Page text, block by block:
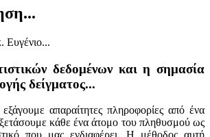
δεδομένων και η σημασία
δείγματος...
απαραίτητες πληροφορίες από ένα
κάθε ένα άτομο του πληθυσμού ως